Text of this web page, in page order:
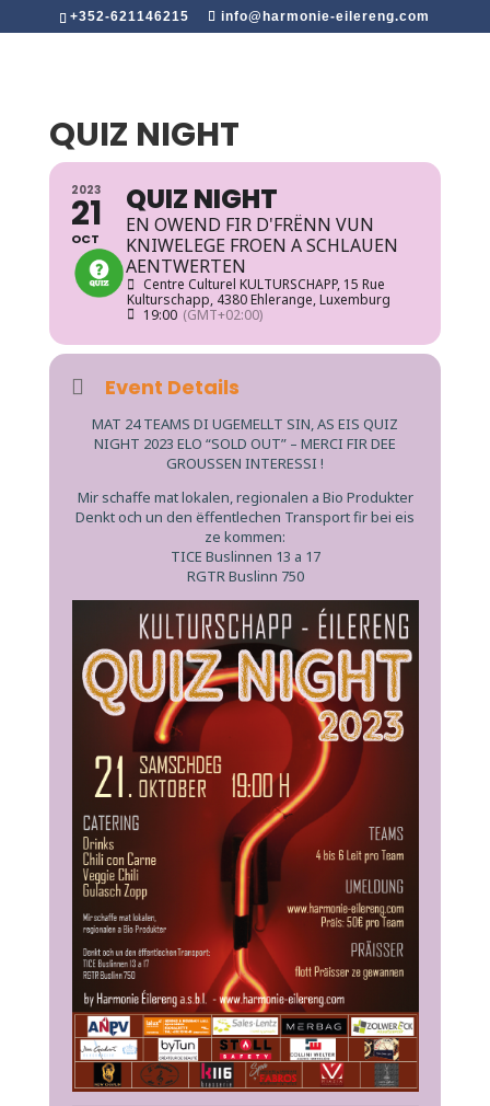
+352-621146215 info@harmonie-eilereng.com
QUIZ NIGHT
2023
21
OCT
QUIZ NIGHT
EN OWEND FIR D'FRËNN VUN
KNIWELEGE FROEN A SCHLAUEN
AENTWERTEN
Centre Culturel KULTURSCHAPP, 15 Rue
Kulturschapp, 4380 Ehlerange, Luxemburg
19:00 (GMT+02:00)
Event Details
MAT 24 TEAMS DI UGEMELLT SIN, AS EIS QUIZ
NIGHT 2023 ELO “SOLD OUT” – MERCI FIR DEE
GROUSSEN INTERESSI !
Mir schaffe mat lokalen, regionalen a Bio Produkter
Denkt och un den ëffentlechen Transport fir bei eis
ze kommen:
TICE Buslinnen 13 a 17
RGTR Buslinn 750